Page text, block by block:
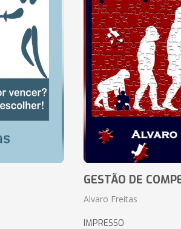
GESTÃO DE
Alvaro Freitas
IMPRESSO